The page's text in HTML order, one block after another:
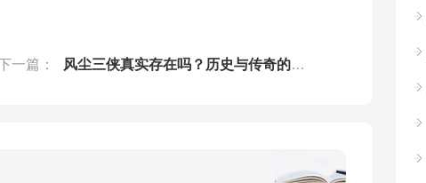
一篇： 风尘三侠真实存在吗？历史与传奇的交织